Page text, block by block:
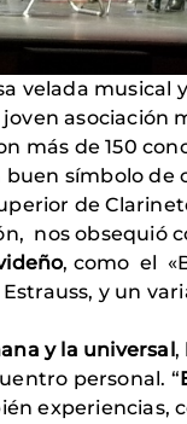
velada musical
asociación
más de 150
símbolo de
de
nos obsequió
, como el
y un
y la universal ,
personal. “
experiencias,